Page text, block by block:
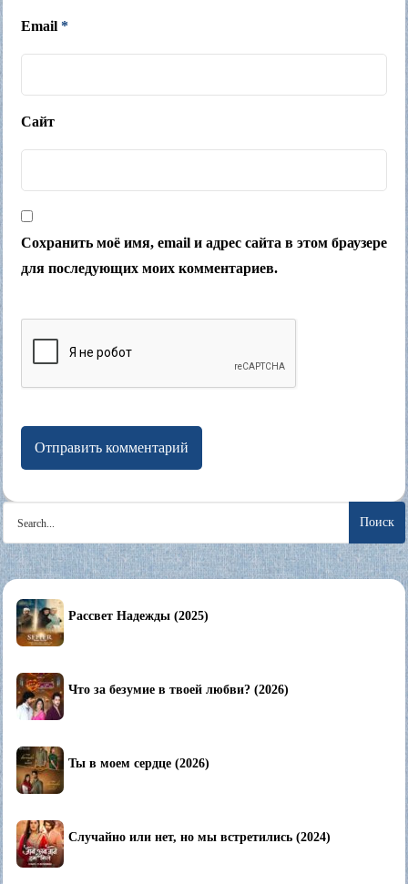
Email *
Сайт
Сохранить моё имя, email и адрес сайта в этом браузере
для последующих моих комментариев.
Search
for:
Рассвет Надежды (2025)
Что за безумие в твоей любви? (2026)
Ты в моем сердце (2026)
Случайно или нет, но мы встретились (2024)